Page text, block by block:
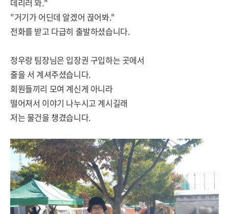
데리러 와."
"거기가 어딘데 알겠어 끊어봐."
전화를 받고 다급히 출발하셨습니다.
정우랑 팀장님은 입장권 구입하는 곳에서
줄을 서 계셔주셨습니다.
회원들끼리 모여 계신게 아니라
떨어져서 이야기 나누시고 계시길래
저는 물건을 챙겼습니다.